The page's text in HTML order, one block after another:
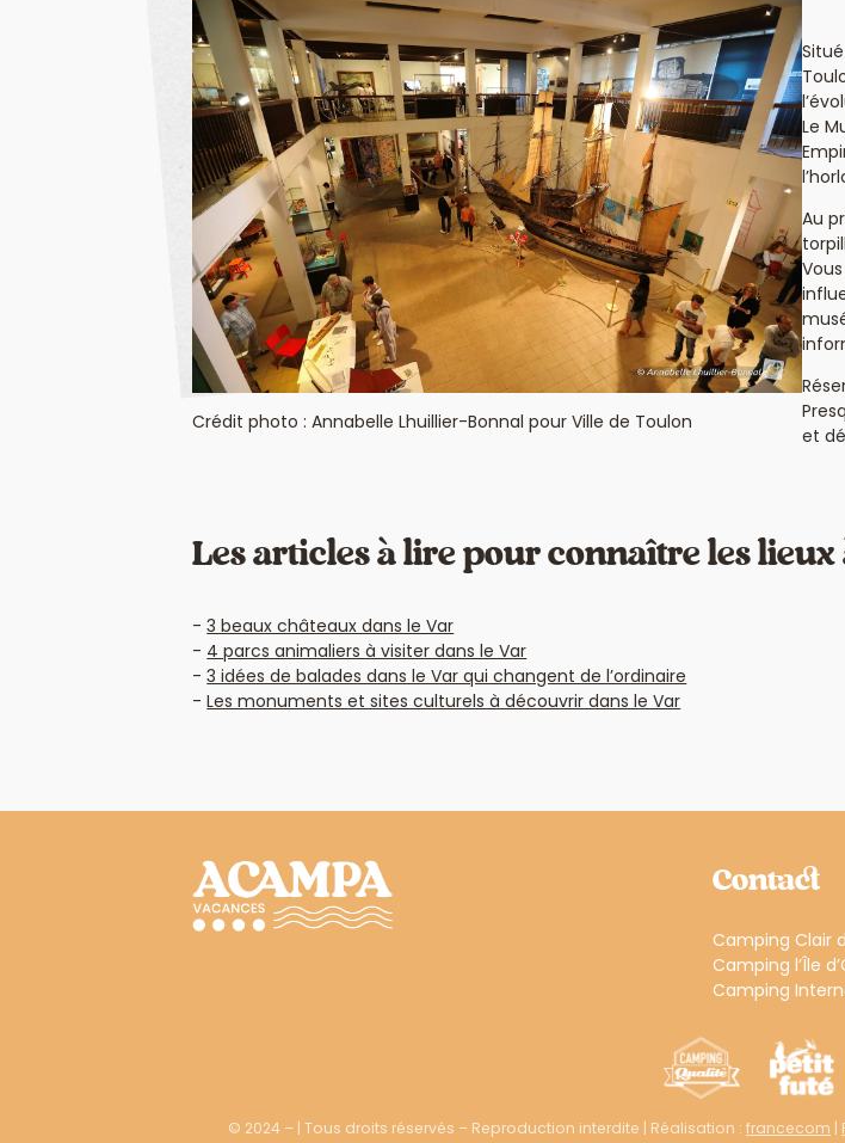
Crédit photo : Annabelle Lhuillier-Bonnal pour Ville de Toulon
Le
Au
et
Les articles à lire pour connaître les
3 beaux châteaux dans le Var
4 parcs animaliers à visiter dans le Var
3 idées de balades dans le Var qui changent de l’ordinaire
Les monuments et sites culturels à découvrir dans le Var
Contact
Camping Clair
Camping l’Île
Camping
© 2024 – | Tous droits réservés – Reproduction interdite | Réalisation : francecom